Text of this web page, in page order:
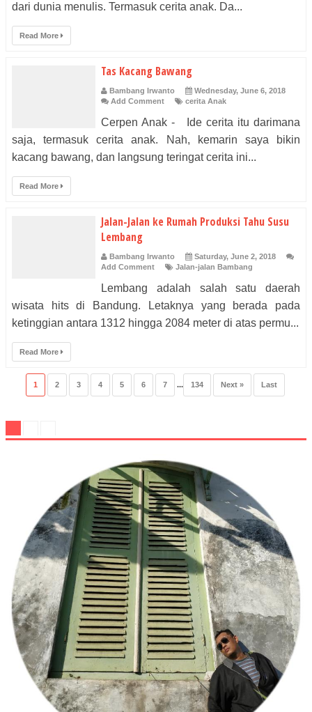
dari dunia menulis. Termasuk cerita anak. Da...
Read More
Tas Kacang Bawang
Bambang Irwanto
Wednesday, June 6, 2018
Add Comment
cerita Anak
Cerpen Anak - Ide cerita itu darimana
saja, termasuk cerita anak. Nah, kemarin saya bikin
kacang bawang, dan langsung teringat cerita ini...
Read More
Jalan-Jalan ke Rumah Produksi Tahu Susu
Lembang
Bambang Irwanto
Saturday, June 2, 2018
Add Comment
Jalan-jalan Bambang
Lembang adalah salah satu daerah
wisata hits di Bandung. Letaknya yang berada pada
ketinggian antara 1312 hingga 2084 meter di atas permu...
Read More
1 2 3 4 5 6 7 ... 134 Next » Last